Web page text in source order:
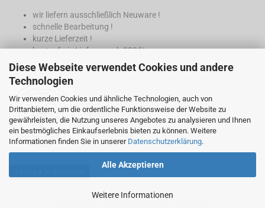
Diese Webseite verwendet Cookies und andere
Technologien
Wir verwenden Cookies und ähnliche Technologien, auch von
Drittanbietern, um die ordentliche Funktionsweise der Website zu
gewährleisten, die Nutzung unseres Angebotes zu analysieren und Ihnen
ein bestmögliches Einkaufserlebnis bieten zu können. Weitere
Informationen finden Sie in unserer Datenschutzerklärung.
Alle Akzeptieren
Weitere Informationen
wir liefern ausschließlich Neuware !
schnelle Bearbeitung !
kurze Lieferzeit !
kostenfreie Lieferung ab 200€*
* nur innerhalb Deutschland